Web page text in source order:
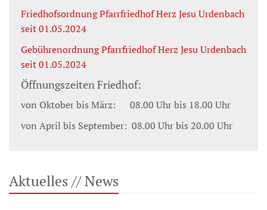
Friedhofsordnung Pfarrfriedhof Herz Jesu Urdenbach
seit 01.05.2024
Gebührenordnung Pfarrfriedhof Herz Jesu Urdenbach
seit 01.05.2024
Öffnungszeiten Friedhof:
von Oktober bis März: 08.00 Uhr bis 18.00 Uhr
von April bis September: 08.00 Uhr bis 20.00 Uhr
Aktuelles // News